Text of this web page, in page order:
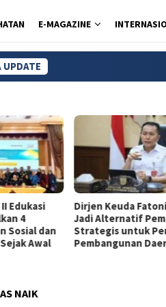
E-MAGAZINE
UPDATE
Edukasi
4
Sosial dan
Awal
Dirjen Keuda
Jadi Alternatif
Strategis untuk
Pembangunan
NAIK